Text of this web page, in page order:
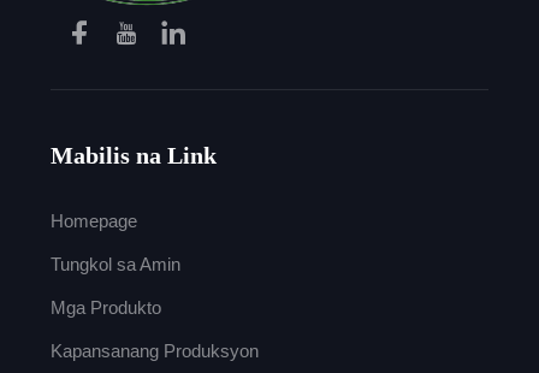
Mabilis na Link
Homepage
Tungkol sa Amin
Mga Produkto
Kapansanang Produksyon